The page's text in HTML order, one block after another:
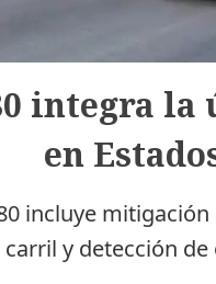
integra
en
incluye
carril y detección